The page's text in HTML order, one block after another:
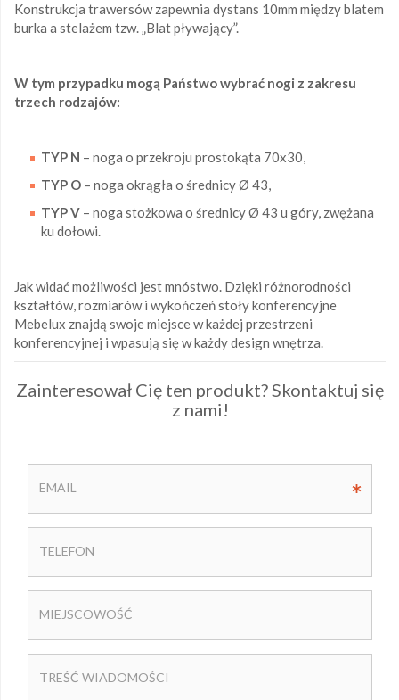
Konstrukcja trawersów zapewnia dystans 10mm między blatem
burka a stelażem tzw. „Blat pływający”.
W tym przypadku mogą Państwo wybrać nogi z zakresu
trzech rodzajów:
TYP N – noga o przekroju prostokąta 70x30,
TYP O – noga okrągła o średnicy Ø 43,
TYP V – noga stożkowa o średnicy Ø 43 u góry, zwężana
ku dołowi.
Jak widać możliwości jest mnóstwo. Dzięki różnorodności
kształtów, rozmiarów i wykończeń stoły konferencyjne
Mebelux znajdą swoje miejsce w każdej przestrzeni
konferencyjnej i wpasują się w każdy design wnętrza.
Zainteresował Cię ten produkt? Skontaktuj się
z nami!